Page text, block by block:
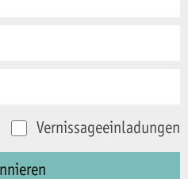
Vernissageeinladungen